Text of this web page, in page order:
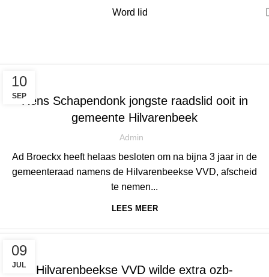
Word lid
10
SEP
NIEUWS
Rens Schapendonk jongste raadslid ooit in
gemeente Hilvarenbeek
Admin
Ad Broeckx heeft helaas besloten om na bijna 3 jaar in de
gemeenteraad namens de Hilvarenbeekse VVD, afscheid
te nemen...
LEES MEER
09
JUL
NIEUWS
Hilvarenbeekse VVD wilde extra ozb-